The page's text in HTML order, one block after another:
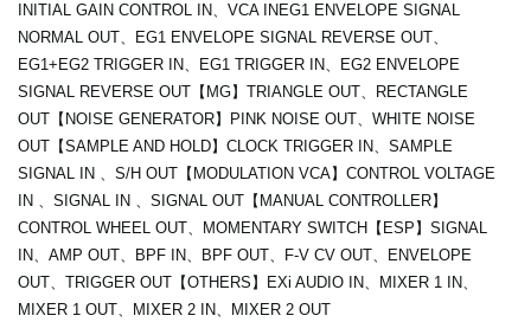
INITIAL GAIN CONTROL IN、VCA IN EG1 ENVELOPE SIGNAL
NORMAL OUT、EG1 ENVELOPE SIGNAL REVERSE OUT、
EG1+EG2 TRIGGER IN、EG1 TRIGGER IN、EG2 ENVELOPE
SIGNAL REVERSE OUT【MG】TRIANGLE OUT、RECTANGLE
OUT【NOISE GENERATOR】PINK NOISE OUT、WHITE NOISE
OUT【SAMPLE AND HOLD】CLOCK TRIGGER IN、SAMPLE
SIGNAL IN 、S/H OUT【MODULATION VCA】CONTROL VOLTAGE
IN 、SIGNAL IN 、SIGNAL OUT【MANUAL CONTROLLER】
CONTROL WHEEL OUT、MOMENTARY SWITCH【ESP】SIGNAL
IN、AMP OUT、BPF IN、BPF OUT、F-V CV OUT、ENVELOPE
OUT、TRIGGER OUT【OTHERS】EXi AUDIO IN、MIXER 1 IN、
MIXER 1 OUT、MIXER 2 IN、MIXER 2 OUT